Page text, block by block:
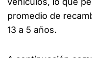
promedio de
13 a 5 años.